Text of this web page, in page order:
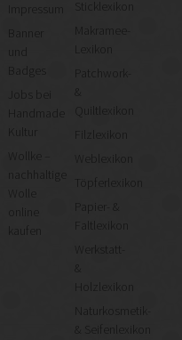
Kultur
Wollke –
nachhaltige
kaufen
Sticklexikon
Makramee-
Lexikon
Patchwork-
&
Quiltlexikon
Filzlexikon
Weblexikon
Töpferlexikon
Papier- &
Faltlexikon
Werkstatt-
&
Holzlexikon
Naturkosmetik-
& Seifenlexikon